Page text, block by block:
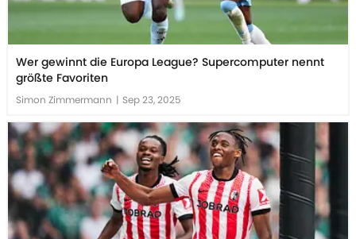
Wer gewinnt die Europa League? Supercomputer nennt
größte Favoriten
Simon Zimmermann | Sep 23, 2025